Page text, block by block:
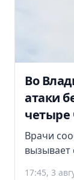
Во
атаки
четыре
Врачи
вызывает
17:45, 3